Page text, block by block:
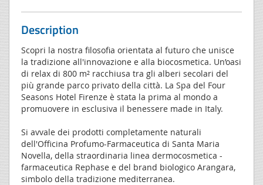
Description
Scopri la nostra filosofia orientata al futuro che unisce
la tradizione all'innovazione e alla biocosmetica. Un’oasi
di relax di 800 m² racchiusa tra gli alberi secolari del
più grande parco privato della città. La Spa del Four
Seasons Hotel Firenze è stata la prima al mondo a
promuovere in esclusiva il benessere made in Italy.
Si avvale dei prodotti completamente naturali
dell'Officina Profumo-Farmaceutica di Santa Maria
Novella, della straordinaria linea dermocosmetica -
farmaceutica Rephase e del brand biologico Arangara,
simbolo della tradizione mediterranea.